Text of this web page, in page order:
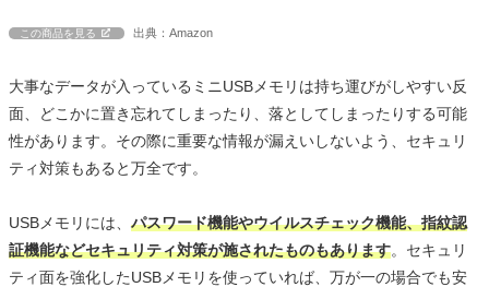
この商品を見る 出典：Amazon
大事なデータが入っているミニUSBメモリは持ち運びがしやすい反
面、どこかに置き忘れてしまったり、落としてしまったりする可能
性があります。その際に重要な情報が漏えいしないよう、セキュリ
ティ対策もあると万全です。
USBメモリには、 パスワード機能やウイルスチェック機能、指紋認
証機能などセキュリティ対策が施されたものもあります。セキュリ
ティ面を強化したUSBメモリを使っていれば、万が一の場合でも安